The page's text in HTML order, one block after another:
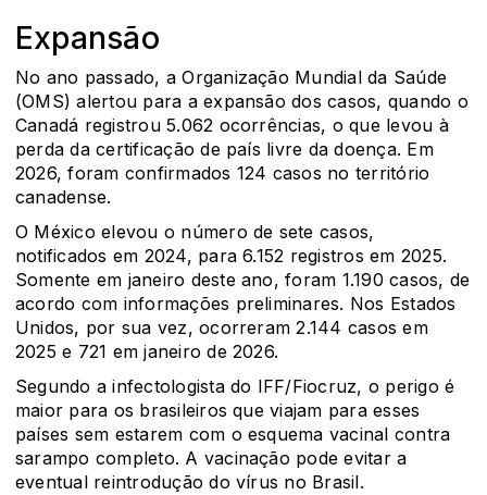
Expansão
No ano passado, a Organização Mundial da Saúde
(OMS) alertou para a expansão dos casos, quando o
Canadá registrou 5.062 ocorrências, o que levou à
perda da certificação de país livre da doença. Em
2026, foram confirmados 124 casos no território
canadense.
O México elevou o número de sete casos,
notificados em 2024, para 6.152 registros em 2025.
Somente em janeiro deste ano, foram 1.190 casos, de
acordo com informações preliminares. Nos Estados
Unidos, por sua vez, ocorreram 2.144 casos em
2025 e 721 em janeiro de 2026.
Segundo a infectologista do IFF/Fiocruz, o perigo é
maior para os brasileiros que viajam para esses
países sem estarem com o esquema vacinal contra
sarampo completo. A vacinação pode evitar a
eventual reintrodução do vírus no Brasil.